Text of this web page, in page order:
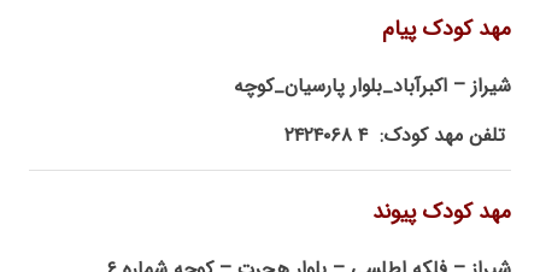
مهد کودک پیام
شیراز – اکبرآباد_بلوار پارسیان_کوچه
تلفن مهد کودک: ۴ ۲۴۲۴۰۶۸
مهد کودک پیوند